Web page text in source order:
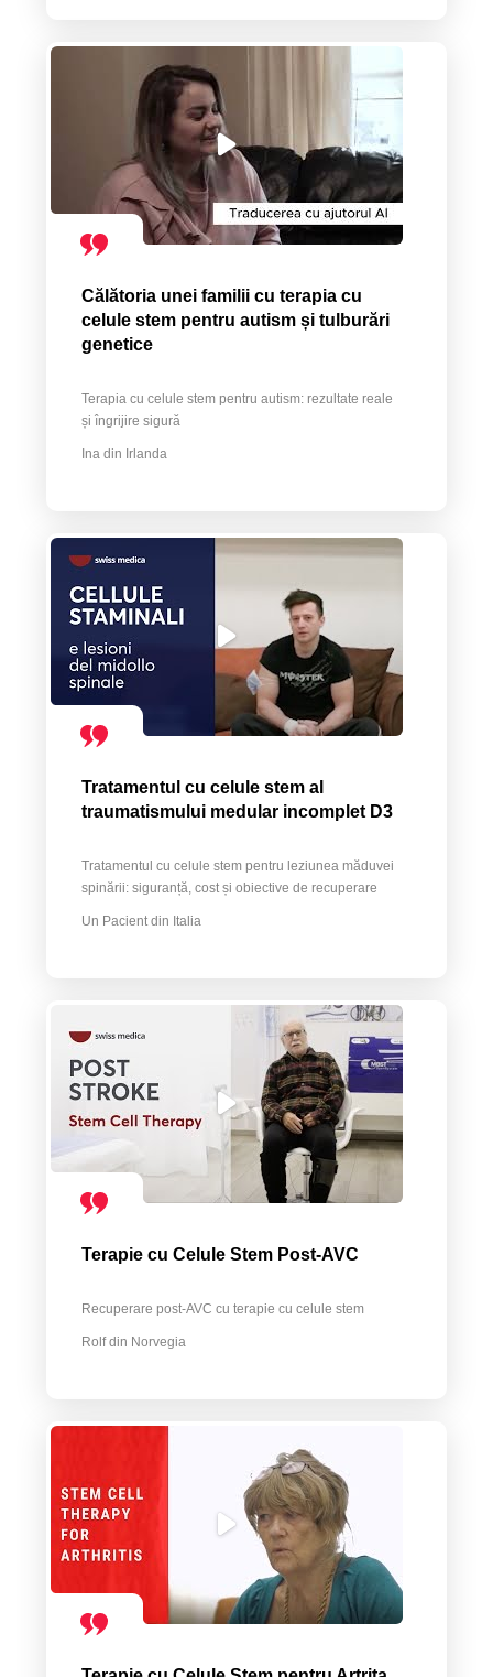
Călătoria unei familii cu terapia cu
celule stem pentru autism și tulburări
genetice
Terapia cu celule stem pentru autism: rezultate reale
și îngrijire sigură
Ina din Irlanda
Tratamentul cu celule stem al
traumatismului medular incomplet D3
Tratamentul cu celule stem pentru leziunea măduvei
spinării: siguranță, cost și obiective de recuperare
Un Pacient din Italia
Terapie cu Celule Stem Post-AVC
Recuperare post-AVC cu terapie cu celule stem
Rolf din Norvegia